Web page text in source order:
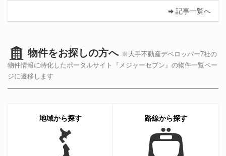
記事一覧へ
物件をお探しの方へ ※大手不動産デベロッパー7社の
物件情報に特化したポータルサイト『メジャーセブン』の物件一覧ペー
ジに遷移します
地域から探す 路線から探す